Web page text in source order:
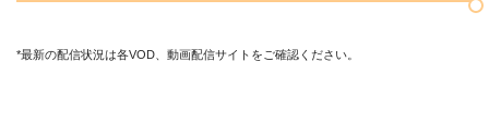
*最新の配信状況は各VOD、動画配信サイトをご確認ください。